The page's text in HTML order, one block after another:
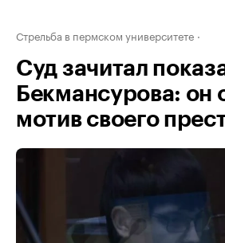
Стрельба в пермском университете
Суд зачитал
Бекмансурова: он
мотив своего